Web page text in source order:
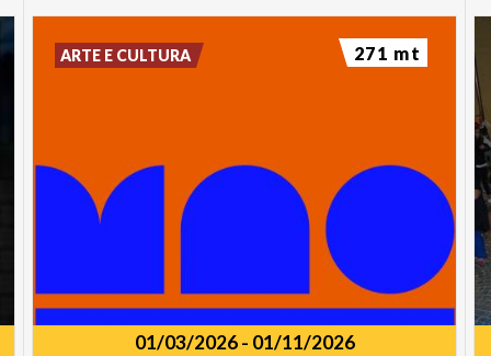
01/03/2026- 01/11/2026
ARTE E CULTURA 271 mt